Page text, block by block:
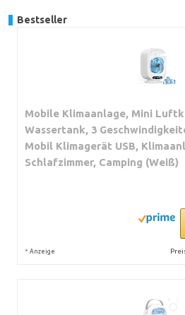
Bestseller
Mobile Klimaanlage, Mini
Wassertank, 3
Mobil Klimagerät USB,
Schlafzimmer, Camping (Weiß)
* Anzeige